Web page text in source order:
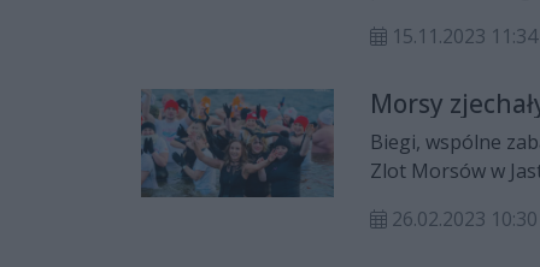
15.11.2023 11:34
Morsy
Biegi, wspólne
Zlot Morsów w
26.02.2023 10:30